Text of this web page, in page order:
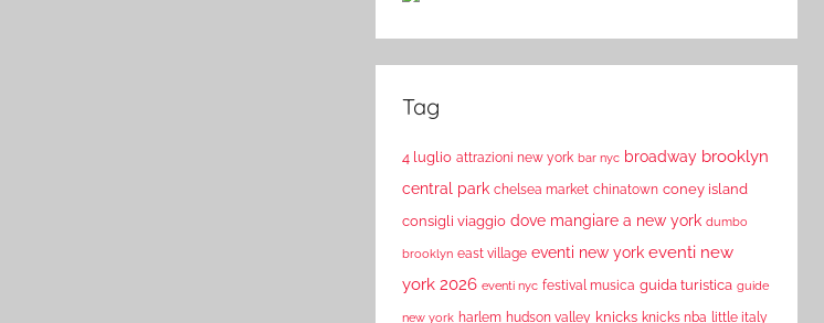
Tag
4 luglio attrazioni new york bar nyc broadway brooklyn
central park chelsea market chinatown coney island
consigli viaggio dove mangiare a new york dumbo
brooklyn east village eventi new york eventi new
york 2026 eventi nyc festival musica guida turistica guide
new york harlem hudson valley knicks knicks nba little italy